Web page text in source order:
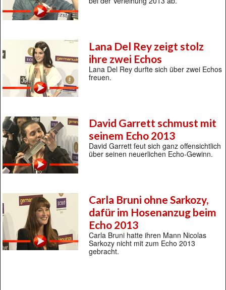
Lana Del Rey zeigt stolz
ihre zwei Echos
Lana Del Rey durfte sich über zwei Echos
freuen.
David Garrett schmust mit
seinem Echo 2013
David Garrett feut sich ganz offensichtlich
über seinen neuerlichen Echo-Gewinn.
Carla Bruni ohne Sarkozy,
dafür im Hosenanzug beim
Echo 2013
Carla Bruni hatte ihren Mann Nicolas
Sarkozy nicht mit zum Echo 2013
gebracht.